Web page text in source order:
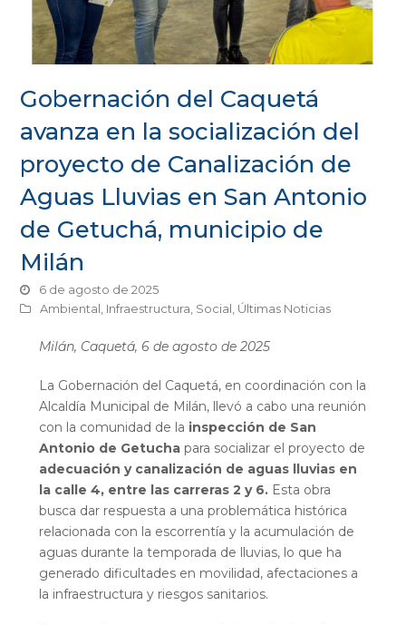
Gobernación del Caquetá
avanza en la socialización del
proyecto de Canalización de
Aguas Lluvias en San Antonio
de Getuchá, municipio de
Milán
6 de agosto de 2025
Ambiental, Infraestructura, Social, Últimas Noticias
Milán, Caquetá, 6 de agosto de 2025
La Gobernación del Caquetá, en coordinación con la
Alcaldía Municipal de Milán, llevó a cabo una reunión
con la comunidad de la inspección de San
Antonio de Getuchapara socializar el proyecto de
adecuación y canalización de aguas lluvias en
la calle 4, entre las carreras 2 y 6.Esta obra
busca dar respuesta a una problemática histórica
relacionada con la escorrentía y la acumulación de
aguas durante la temporada de lluvias, lo que ha
generado dificultades en movilidad, afectaciones a
la infraestructura y riesgos sanitarios.